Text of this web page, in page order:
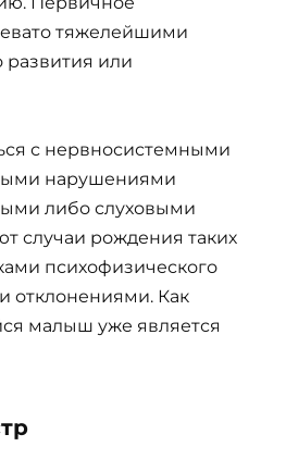
тяжелейшими
развития или
с нервносистемными
нарушениями
либо слуховыми
случаи рождения таких
психофизического
отклонениями. Как
малыш уже является